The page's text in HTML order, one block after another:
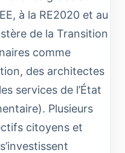
à la RE2020 et au
de la Transition
comme
des architectes
services de l’État
Plusieurs
citoyens et